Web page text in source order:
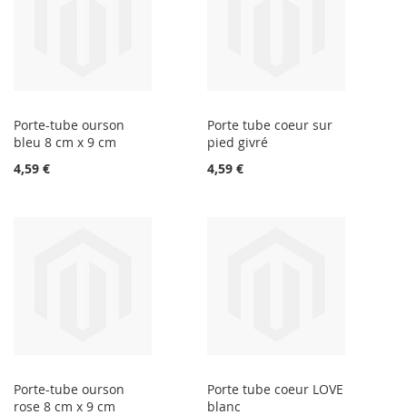
Porte-tube ourson
bleu 8 cm x 9 cm
4,59 €
Porte tube coeur sur
pied givré
4,59 €
Porte-tube ourson
rose 8 cm x 9 cm
Porte tube coeur LOVE
blanc